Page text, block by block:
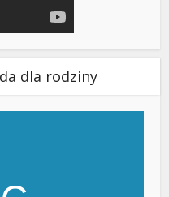
dla rodziny